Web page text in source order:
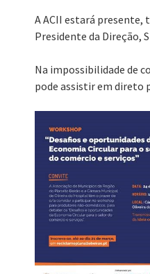
Concursos
Notícias
Contactos
Serviços
A ACII estará presente,
Presidente da Direção,
Na impossibilidade de
pode assistir em direto